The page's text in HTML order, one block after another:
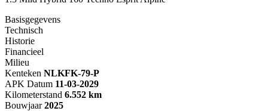
Basisgegevens
Technisch
Historie
Financieel
Milieu
Kenteken NLKFK-79-P
APK Datum 11-03-2029
Kilometerstand 6.552 km
Bouwjaar 2025